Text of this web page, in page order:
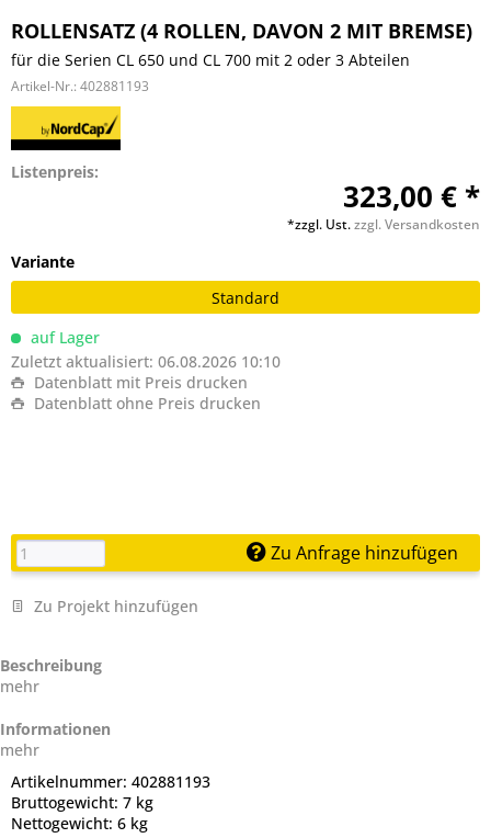
ROLLENSATZ (4 ROLLEN, DAVON 2 MIT BREMSE)
für die Serien CL 650 und CL 700 mit 2 oder 3 Abteilen
Artikel-Nr.: 402881193
Listenpreis:
323,00 € *
*zzgl. Ust.zzgl. Versandkosten
Variante
Standard
auf Lager
Zuletzt aktualisiert: 06.08.2026 10:10
Datenblatt mit Preis drucken
Datenblatt ohne Preis drucken
Zu Anfrage hinzufügen
Zu Projekt hinzufügen
Beschreibung
mehr
Informationen
mehr
Artikelnummer: 402881193
Bruttogewicht: 7 kg
Nettogewicht: 6 kg